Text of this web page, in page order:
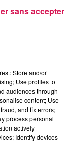
Store and/or
Use profiles to
audiences through
content; Use
and fix errors;
process personal
actively
Identify devices
sans accepter